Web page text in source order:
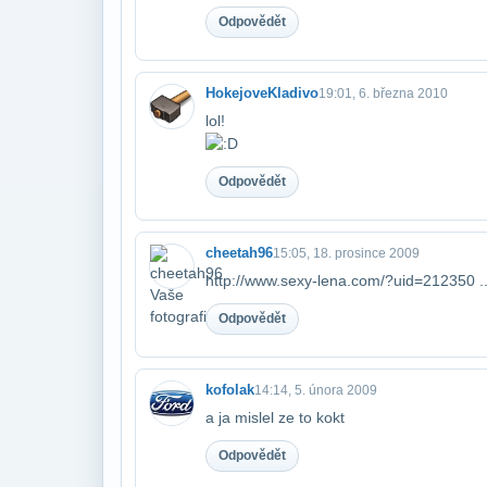
Odpovědět
HokejoveKladivo19:01, 6. března 2010
lol!
Odpovědět
cheetah9615:05, 18. prosince 2009
http://www.sexy-lena.com/?uid=212350
Odpovědět
kofolak14:14, 5. února 2009
a ja mislel ze to kokt
Odpovědět